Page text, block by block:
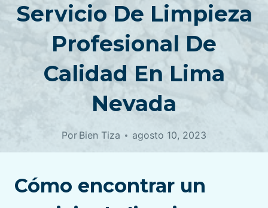
Servicio De Limpieza
Profesional De
Calidad En Lima
Nevada
Por Bien Tiza agosto 10, 2023
Cómo encontrar un